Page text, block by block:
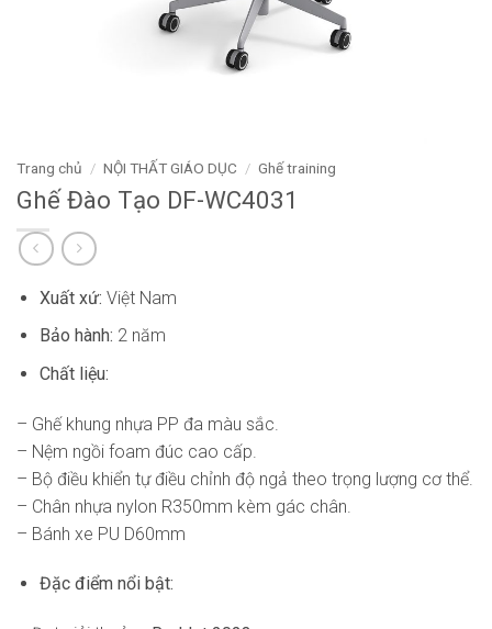
Trang chủ / NỘI THẤT GIÁO DỤC / Ghế training
Ghế Đào Tạo DF-WC4031
Xuất xứ: Việt Nam
Bảo hành: 2 năm
Chất liệu:
– Ghế khung nhựa PP đa màu sắc.
– Nệm ngồi foam đúc cao cấp.
– Bộ điều khiển tự điều chỉnh độ ngả theo trọng lượng cơ thể.
– Chân nhựa nylon R350mm kèm gác chân.
– Bánh xe PU D60mm
Đặc điểm nổi bật: